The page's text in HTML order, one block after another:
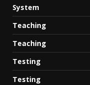
System
Teaching
Teaching
Testing
Testing